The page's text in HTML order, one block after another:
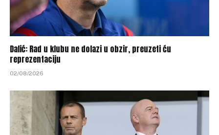
Dalić: Rad u klubu ne dolazi u obzir, preuzeti ću
reprezentaciju
02/08/2026